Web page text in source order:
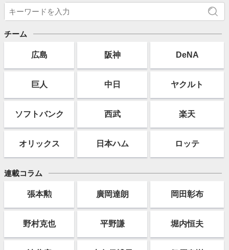
チーム
広島 阪神 DeNA
巨人 中日 ヤクルト
ソフトバンク 西武 楽天
オリックス 日本ハム ロッテ
連載コラム
張本勲 廣岡達朗 岡田彰布
野村克也 平野謙 堀内恒夫